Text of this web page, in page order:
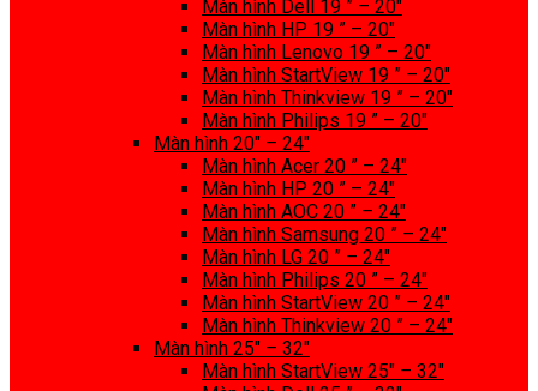
Màn hình Dell 19 ” – 20″
Màn hình HP 19 ” – 20″
Màn hình Lenovo 19 ” – 20″
Màn hình StartView 19 ” – 20″
Màn hình Thinkview 19 ” – 20″
Màn hình Philips 19 ” – 20″
Màn hình 20″ – 24″
Màn hình Acer 20 ” – 24″
Màn hình HP 20 ” – 24″
Màn hình AOC 20 ” – 24″
Màn hình Samsung 20 ” – 24″
Màn hình LG 20 ” – 24″
Màn hình Philips 20 ” – 24″
Màn hình StartView 20 ” – 24″
Màn hình Thinkview 20 ” – 24″
Màn hình 25″ – 32″
Màn hình StartView 25″ – 32″